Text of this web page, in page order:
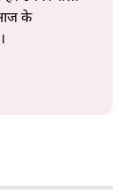
आज के